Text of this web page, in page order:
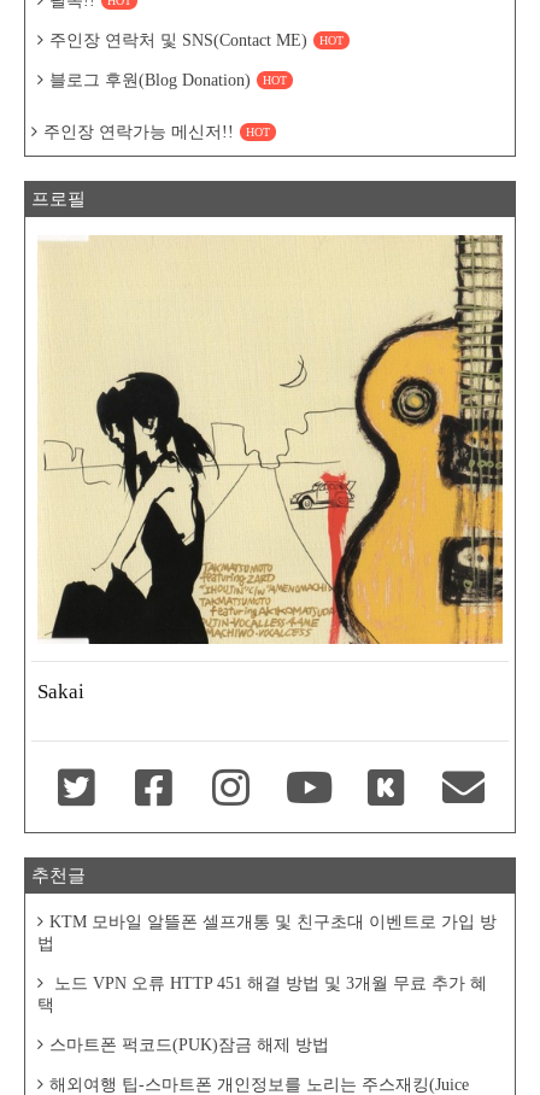
주인장 연락처 및 SNS(Contact ME) HOT
블로그 후원(Blog Donation) HOT
주인장 연락가능 메신저!! HOT
프로필
Sakai
추천글
KTM 모바일 알뜰폰 셀프개통 및 친구초대 이벤트로 가입 방
법
노드 VPN 오류 HTTP 451 해결 방법 및 3개월 무료 추가 혜
택
스마트폰 퍽코드(PUK)잠금 해제 방법
해외여행 팁-스마트폰 개인정보를 노리는 주스재킹(Juice